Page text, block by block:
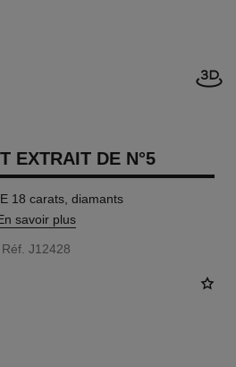
EXTRAIT DE N°5
18 carats, diamants
savoir plus
Réf. J12428